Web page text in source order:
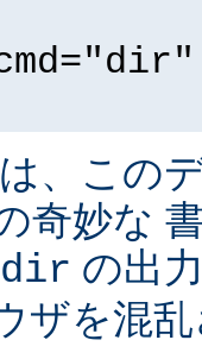
、この
奇妙な
dir の出
ザを混